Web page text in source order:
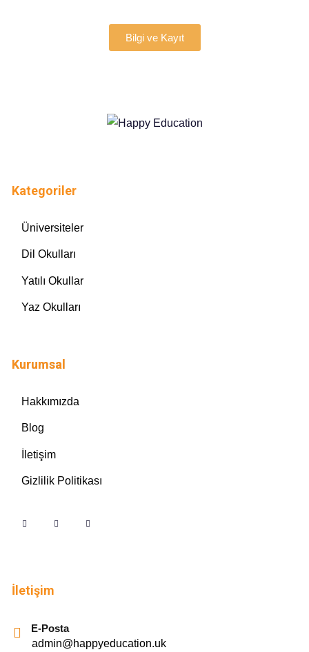
Bilgi ve Kayıt
Kategoriler
Üniversiteler
Dil Okulları
Yatılı Okullar
Yaz Okulları
Kurumsal
Hakkımızda
Blog
İletişim
Gizlilik Politikası
İletişim
E-Posta
admin@happyeducation.uk